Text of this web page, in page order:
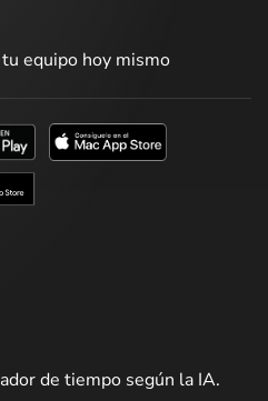
equipo hoy mismo
de tiempo según la IA.